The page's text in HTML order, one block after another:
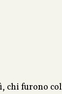
chi furono